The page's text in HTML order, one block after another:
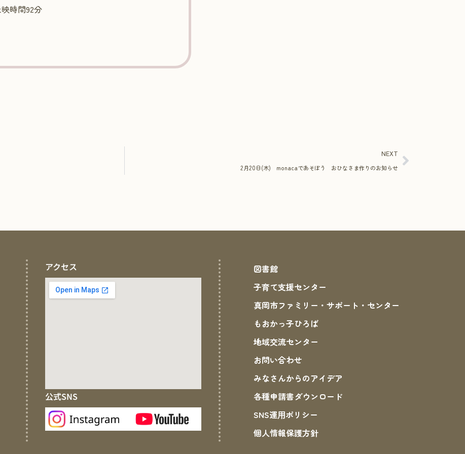
時間92分
NEXT
2月20日(木) monacaであそぼう おひなさま作りのお知らせ
アクセス
公式SNS
図書館
子育て支援センター
真岡市ファミリー・サポート・センター
もおかっ子ひろば
地域交流センター
お問い合わせ
みなさんからのアイデア
各種申請書ダウンロード
SNS運⽤ポリシー
個人情報保護方針